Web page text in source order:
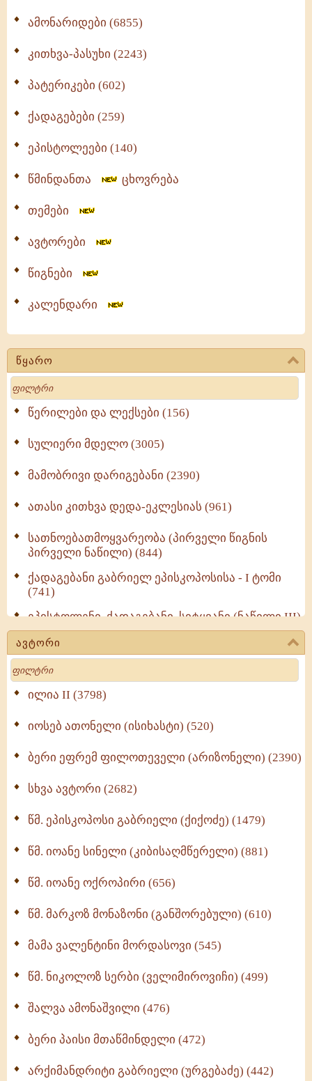
ამონარიდები (6855)
კითხვა-პასუხი (2243)
პატერიკები (602)
ქადაგებები (259)
ეპისტოლეები (140)
წმინდანთა ცხოვრება
თემები
ავტორები
წიგნები
კალენდარი
წყარო
Search
წერილები და ლექსები (156)
სულიერი მდელო (3005)
მამობრივი დარიგებანი (2390)
ათასი კითხვა დედა-ეკლესიას (961)
სათნოებათმოყვარეობა (პირველი წიგნის
პირველი ნაწილი) (844)
ქადაგებანი გაბრიელ ეპისკოპოსისა - I ტომი
(741)
ეპისტოლენი, ქადაგებანი, სიტყვანი (ნაწილი III)
(723)
მოძღვრის ძალზე სასარგებლო რჩევები
მრევლისათვის (545)
Wisdomge (514)
ქადაგებანი გაბრიელ ეპისკოპოსისა - II ტომი
სულიერი ცხოვრების სახელმძღვანელო -
ნაწილი II (369)
ავტორი
Search
ილია II (3798)
იოსებ ათონელი (ისიხასტი) (520)
ბერი ეფრემ ფილოთეველი (არიზონელი) (2390)
სხვა ავტორი (2682)
წმ. ეპისკოპოსი გაბრიელი (ქიქოძე) (1479)
წმ. იოანე სინელი (კიბისაღმწერელი) (881)
წმ. იოანე ოქროპირი (656)
წმ. მარკოზ მონაზონი (განშორებული) (610)
მამა ვალენტინი მორდასოვი (545)
წმ. ნიკოლოზ სერბი (ველიმიროვიჩი) (499)
შალვა ამონაშვილი (476)
ბერი პაისი მთაწმინდელი (472)
არქიმანდრიტი გაბრიელი (ურგებაძე) (442)